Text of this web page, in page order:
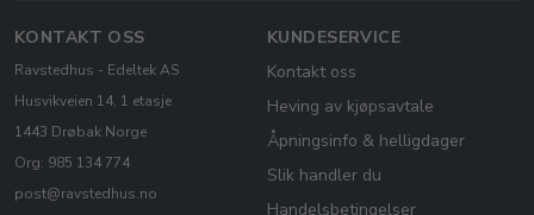
KONTAKT OSS
Ravstedhus - Edeltek AS
Husvikveien 14, 1 etasje
1443 Drøbak Norge
Org: 985 134 774
post@ravstedhus.no
KUNDESERVICE
Kontakt oss
Heving av kjøpsavtale
Åpningsinfo & helligdager
Slik handler du
Handelsbetingelser